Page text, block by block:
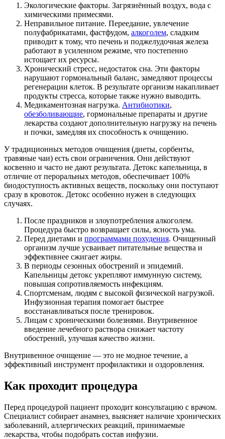
Экологические факторы. Загрязнённый воздух, вода с
химическими примесями.
Неправильное питание. Переедание, увлечение
полуфабрикатами, фастфудом, алкоголем, сладким
приводит к тому, что печень и поджелудочная железа
работают в усиленном режиме, что постепенно
истощает их ресурсы.
Хронический стресс, недостаток сна. Эти факторы
нарушают гормональный баланс, замедляют процессы
регенерации клеток. В результате организм накапливает
продукты стресса, которые также нужно выводить.
Медикаментозная нагрузка. Антибиотики,
обезболивающие, гормональные препараты и другие
лекарства создают дополнительную нагрузку на печень
и почки, замедляя их способность к очищению.
У традиционных методов очищения (диеты, сорбенты,
травяные чаи) есть свои ограничения. Они действуют
косвенно и часто не дают результата. Детокс капельница, в
отличие от пероральных методов, обеспечивает 100%
биодоступность активных веществ, поскольку они поступают
сразу в кровоток. Детокс особенно нужен в следующих
случаях.
После праздников и злоупотребления алкоголем.
Процедура быстро возвращает силы, ясность ума.
Перед диетами и программами похудения. Очищенный
организм лучше усваивает питательные вещества и
эффективнее сжигает жиры.
В периоды сезонных обострений и эпидемий.
Капельницы детокс укрепляют иммунную систему,
повышая сопротивляемость инфекциям.
Спортсменам, людям с высокой физической нагрузкой.
Инфузионная терапия помогает быстрее
восстанавливаться после тренировок.
Лицам с хроническими болезнями. Внутривенное
введение лечебного раствора снижает частоту
обострений, улучшая качество жизни.
Внутривенное очищение — это не модное течение, а
эффективный инструмент профилактики и оздоровления.
Как проходит процедура
Перед процедурой пациент проходит консультацию с врачом.
Специалист собирает анамнез, выясняет наличие хронических
заболеваний, аллергических реакций, принимаемые
лекарства, чтобы подобрать состав инфузии.